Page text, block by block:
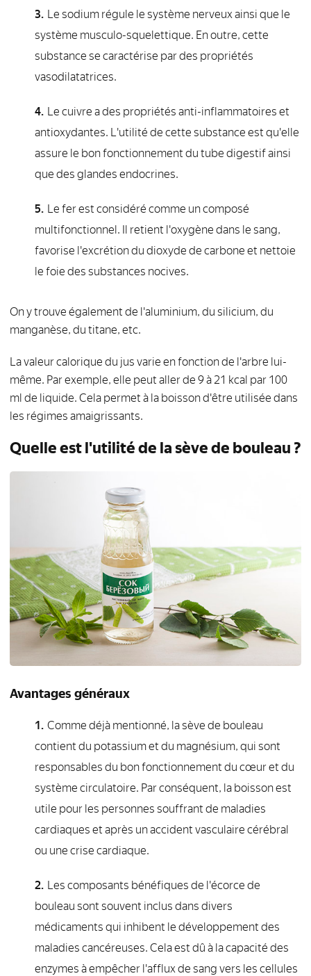
Le sodium régule le système nerveux ainsi que le
système musculo-squelettique. En outre, cette
substance se caractérise par des propriétés
vasodilatatrices.
Le cuivre a des propriétés anti-inflammatoires et
antioxydantes. L'utilité de cette substance est qu'elle
assure le bon fonctionnement du tube digestif ainsi
que des glandes endocrines.
Le fer est considéré comme un composé
multifonctionnel. Il retient l'oxygène dans le sang,
favorise l'excrétion du dioxyde de carbone et nettoie
le foie des substances nocives.
On y trouve également de l'aluminium, du silicium, du
manganèse, du titane, etc.
La valeur calorique du jus varie en fonction de l'arbre lui-
même. Par exemple, elle peut aller de 9 à 21 kcal par 100
ml de liquide. Cela permet à la boisson d'être utilisée dans
les régimes amaigrissants.
Quelle est l'utilité de la sève de bouleau ?
Avantages généraux
Comme déjà mentionné, la sève de bouleau
contient du potassium et du magnésium, qui sont
responsables du bon fonctionnement du cœur et du
système circulatoire. Par conséquent, la boisson est
utile pour les personnes souffrant de maladies
cardiaques et après un accident vasculaire cérébral
ou une crise cardiaque.
Les composants bénéfiques de l'écorce de
bouleau sont souvent inclus dans divers
médicaments qui inhibent le développement des
maladies cancéreuses. Cela est dû à la capacité des
enzymes à empêcher l'afflux de sang vers les cellules